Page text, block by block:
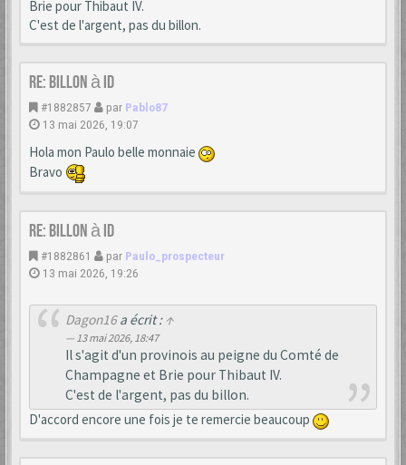
Brie pour Thibaut IV.
C'est de l'argent, pas du billon.
Re: Billon à ID
#1882857 par Pablo87
13 mai 2026, 19:07
Hola mon Paulo belle monnaie
Bravo
Re: Billon à ID
#1882861 par Paulo_prospecteur
13 mai 2026, 19:26
Dagon16a écrit : ↑
13 mai 2026, 18:47
Il s'agit d'un provinois au peigne du Comté de
Champagne et Brie pour Thibaut IV.
C'est de l'argent, pas du billon.
D'accord encore une fois je te remercie beaucoup